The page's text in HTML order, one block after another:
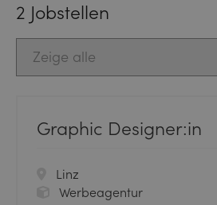
2 Jobstellen
Graphic Designer:in
Linz
Werbeagentur